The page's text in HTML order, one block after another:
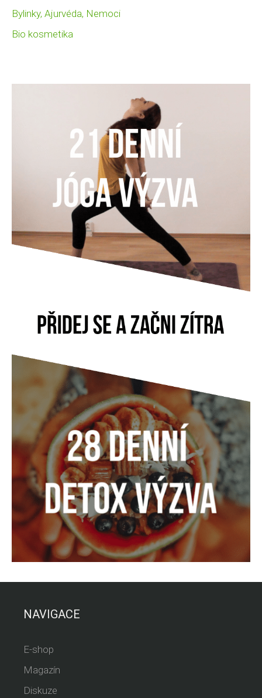
Bylinky, Ajurvéda, Nemoci
Bio kosmetika
NAVIGACE
E-shop
Magazín
Diskuze